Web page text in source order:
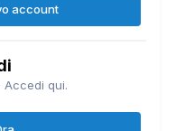
account
Accedi qui.